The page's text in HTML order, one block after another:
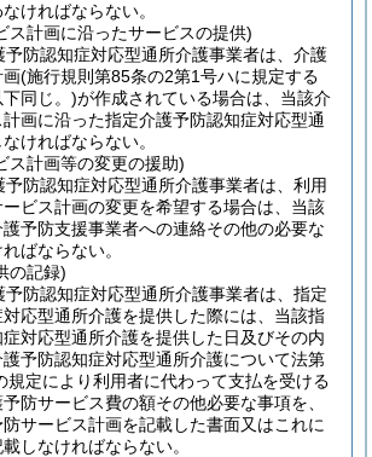
ければならない。
ス計画に沿ったサービスの提供)
予防認知症対応型通所介護事業者は、介護
画(施行規則第85条の2第1号ハに規定する
同じ。)が作成されている場合は、当該介
画に沿った指定介護予防認知症対応型通
ければならない。
ス計画等の変更の援助)
予防認知症対応型通所介護事業者は、利用
ビス計画の変更を希望する場合は、当該
予防支援事業者への連絡その他の必要な
ばならない。
の記録)
予防認知症対応型通所介護事業者は、指定
応型通所介護を提供した際には、当該指
対応型通所介護を提供した日及びその内
予防認知症対応型通所介護について法第
規定により利用者に代わって支払を受ける
防サービス費の額その他必要な事項を、
サービス計画を記載した書面又はこれに
しなければならない。